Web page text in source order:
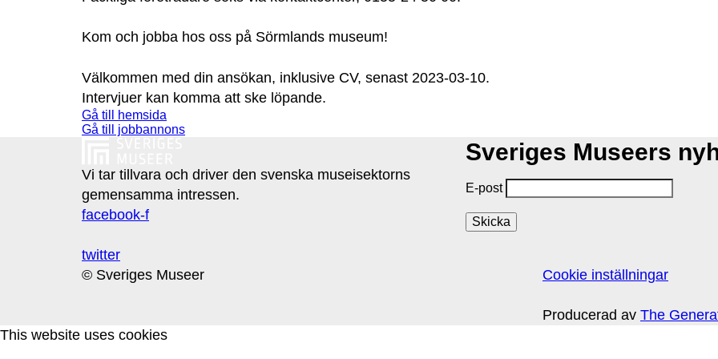
Kom och jobba hos oss på Sörmlands museum!
Välkommen med din ansökan, inklusive CV, senast 2023-03-10.
Intervjuer kan komma att ske löpande.
Gå till hemsida
Gå till jobbannons
Vi tar tillvara och driver den svenska museisektorns
gemensamma intressen.
facebook-f
twitter
Sveriges Museers
E-post
© Sveriges Museer Cookie inställningar
Producerad av The
This website uses cookies